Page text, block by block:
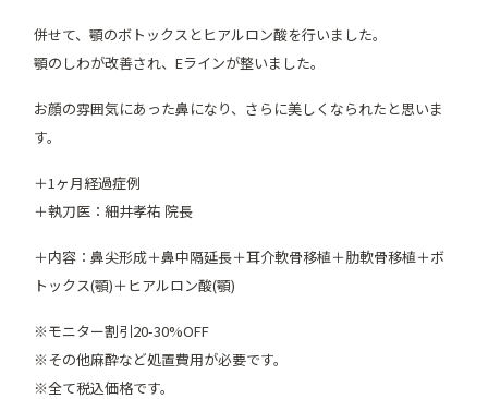
併せて、顎のボトックスとヒアルロン酸を行いました。
顎のしわが改善され、Eラインが整いました。
お顔の雰囲気にあった鼻になり、さらに美しくなられたと思いま
す。
＋1ヶ月経過症例
＋執刀医：細井孝祐 院長
＋内容：鼻尖形成＋鼻中隔延長＋耳介軟骨移植＋肋軟骨移植＋ボ
トックス(顎)＋ヒアルロン酸(顎)
※モニター割引20-30%OFF
※その他麻酔など処置費用が必要です。
※全て税込価格です。